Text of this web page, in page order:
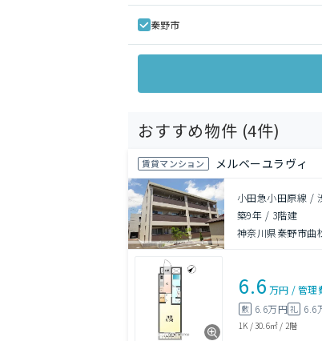
秦野市
おすすめ物件 (4件)
賃貸マンション メルベーユラヴィ
小田急小田原線 /
築9年 / 3階建
神奈川県秦野市曲
6.6 万円 /管理
敷 6.6万円礼 6.6
1K /30.6㎡ / 2階